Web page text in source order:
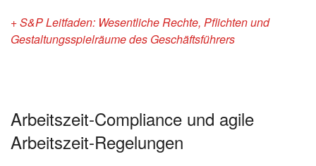
+ S&P Leitfaden: Wesentliche Rechte, Pflichten und
Gestaltungsspielräume des Geschäftsführers
Arbeitszeit-Compliance und agile
Arbeitszeit-Regelungen